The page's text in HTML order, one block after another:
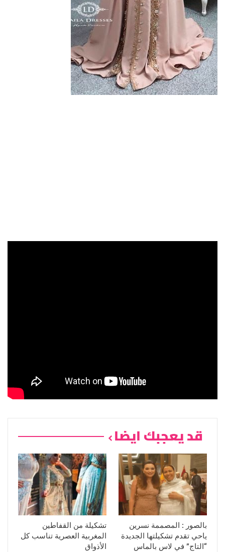
قد يعجبك ايضا
بالصور : المصممة نسرين
ياحي تقدم تشكيلتها الجديدة
“التاج” في لاس بالماس
تشكيلة من القفاطين
المغربية العصرية تناسب كل
الأذواق